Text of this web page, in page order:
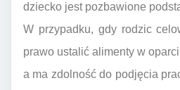
dziecko jest pozbawione
W przypadku, gdy rodzic
prawo ustalić alimenty w
a ma zdolność do podjęcia